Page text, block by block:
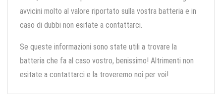
avvicini molto al valore riportato sulla vostra batteria e in
caso di dubbi non esitate a contattarci.
Se queste informazioni sono state utili a trovare la
batteria che fa al caso vostro, benissimo! Altrimenti non
esitate a contattarci e la troveremo noi per voi!